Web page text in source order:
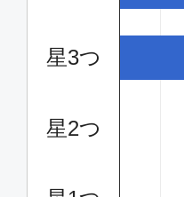
星3つ
星2つ